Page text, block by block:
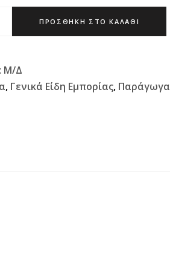
ΠΡΟΣΘΉΚΗ ΣΤΟ ΚΑΛΆΘΙ
Μ/Δ
, Γενικά Είδη Εμπορίας, Παράγωγα